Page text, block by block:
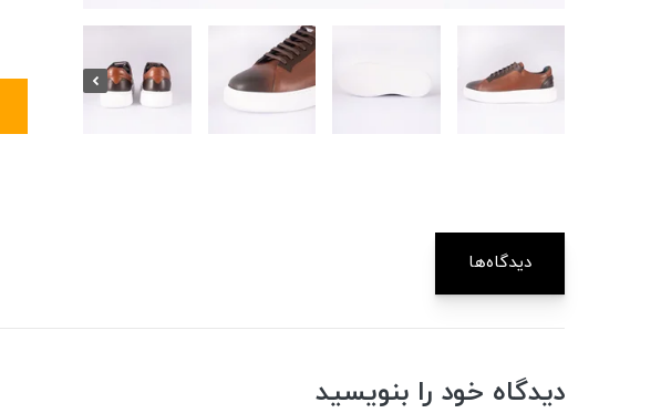
دیدگاه‌ها
دیدگاه خود را بنویسید